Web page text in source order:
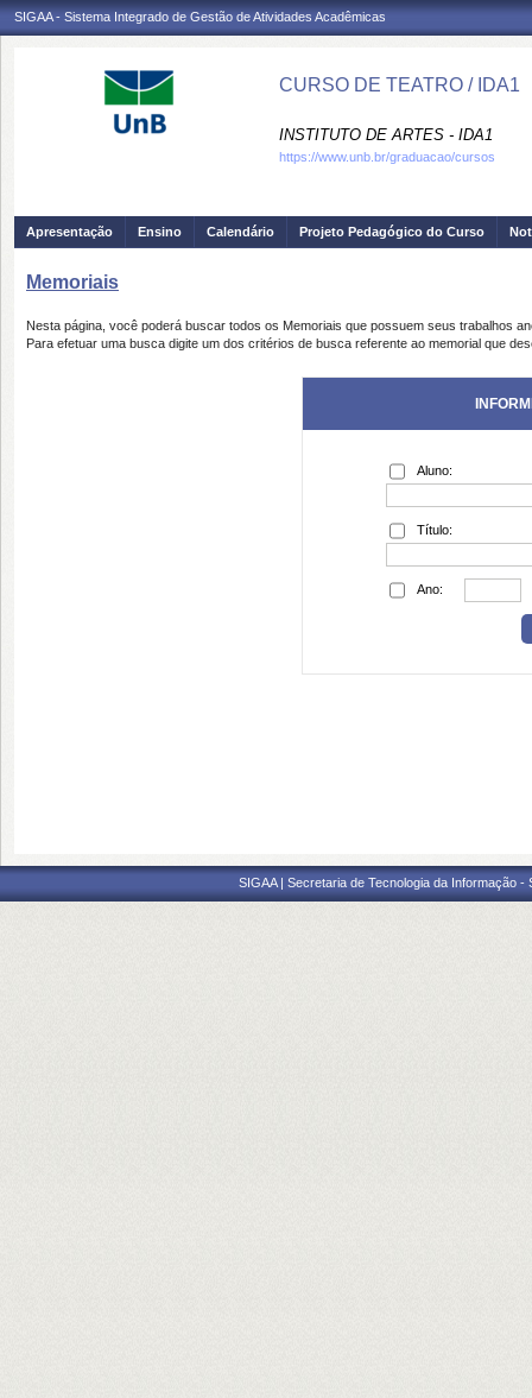
SIGAA - Sistema Integrado de Gestão de Atividades Acadêmicas
CURSO DE TEATRO / IDA1
INSTITUTO DE ARTES - IDA1
https://www.unb.br/graduacao/cursos
Apresentação Ensino Calendário Projeto Pedagógico do Curso
Memoriais
Nesta página, você poderá buscar todos os Memoriais que possuem seus trabalhos
Para efetuar uma busca digite um dos critérios de busca referente ao memorial que
Aluno:
Título:
Ano:
SIGAA | Secretaria de Tecnologia da Informação